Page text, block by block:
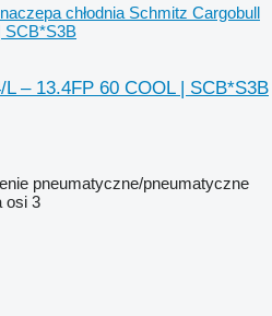
naczepa chłodnia Schmitz Cargobull
SCB*S3B
– 13.4FP 60 COOL | SCB*S3B
pneumatyczne/pneumatyczne
osi 3